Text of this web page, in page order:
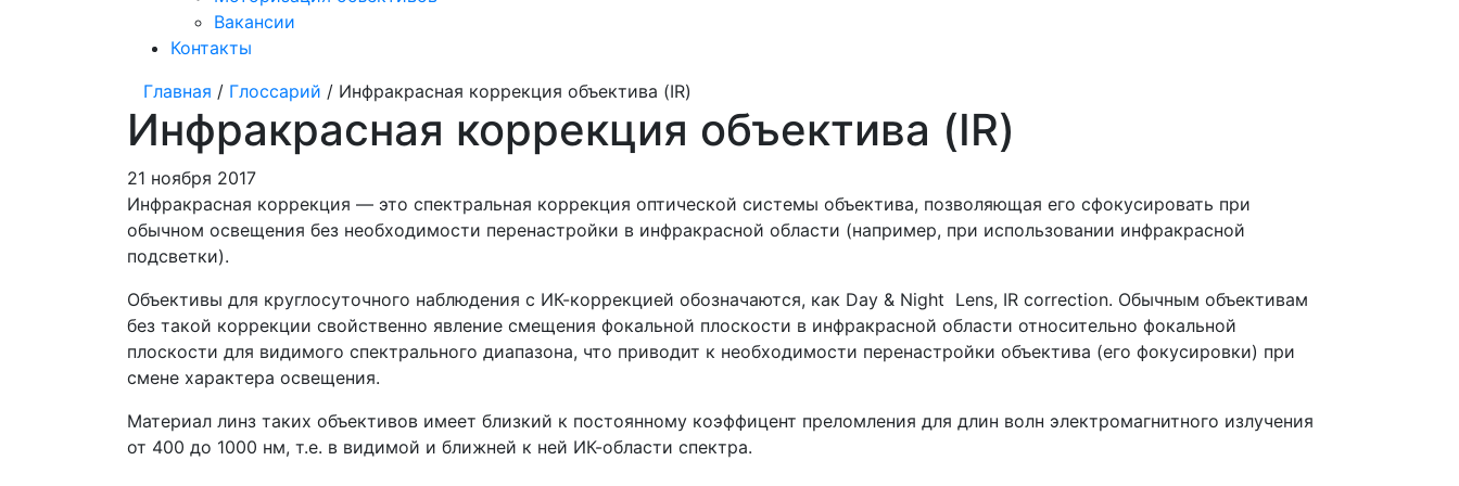
Вакансии
Контакты
Главная / Глоссарий / Инфракрасная коррекция объектива (IR)
Инфракрасная коррекция объектива (IR)
21 ноября 2017
Инфракрасная коррекция — это спектральная коррекция оптической системы объектива, позволяющая его сфокусировать при
обычном освещения без необходимости перенастройки в инфракрасной области (например, при исполь­зовании инфракрасной
подсветки).
Объективы для круглосуточного наблюде­ния с ИК-коррекцией обозначаются, как Day & Night Lens, IR correction. Обычным объективам
без такой коррекции свойственно явление смещения фокальной пло­скости в инфракрасной области относительно фокальной
плоскости для видимого спектраль­ного диапазона, что приводит к необходимости перенастройки объектива (его фокусировки) при
смене характера освещения.
Материал линз таких объективов имеет близкий к постоянному коэффицент преломления для длин волн электромагнитного излучения
от 400 до 1000 нм, т.е. в видимой и ближней к ней ИК-области спектра.